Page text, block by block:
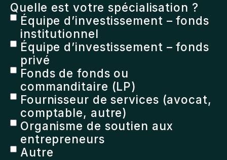
Quelle est votre spécialisation ?
Équipe d’investissement – fonds
institutionnel
Équipe d’investissement – fonds
privé
Fonds de fonds ou
commanditaire (LP)
Fournisseur de services (avocat,
comptable, autre)
Organisme de soutien aux
entrepreneurs
Autre